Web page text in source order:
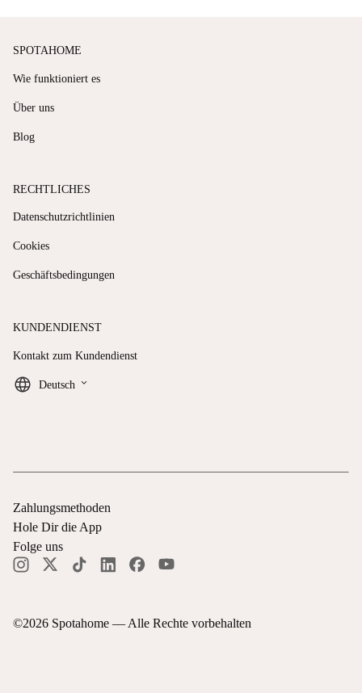
SPOTAHOME
Wie funktioniert es
Über uns
Blog
RECHTLICHES
Datenschutzrichtlinien
Cookies
Geschäftsbedingungen
KUNDENDIENST
Kontakt zum Kundendienst
Deutsch keyboard_arrow_down
©2026 Spotahome — Alle Rechte vorbehalten
Zahlungsmethoden
Hole Dir die App
Folge uns